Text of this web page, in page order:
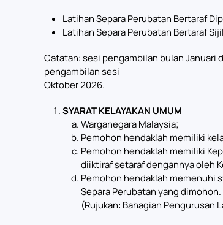
Latihan Separa Perubatan Bertaraf
Latihan Separa Perubatan Bertaraf
Catatan: sesi pengambilan bulan Januari
pengambilan sesi
Oktober 2026.
SYARAT KELAYAKAN UMUM
Warganegara Malaysia;
Pemohon hendaklah memiliki
Pemohon hendaklah memiliki
diiktiraf setaraf dengannya oleh
Pemohon hendaklah memenuhi
Separa Perubatan yang dimohon.
(Rujukan: Bahagian Pengurusan